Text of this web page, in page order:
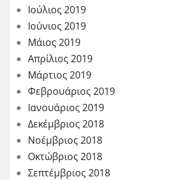
Ιούλιος 2019
Ιούνιος 2019
Μάιος 2019
Απρίλιος 2019
Μάρτιος 2019
Φεβρουάριος 2019
Ιανουάριος 2019
Δεκέμβριος 2018
Νοέμβριος 2018
Οκτώβριος 2018
Σεπτέμβριος 2018